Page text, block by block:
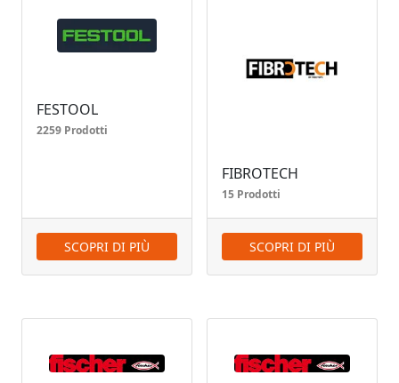
FESTOOL
2259 Prodotti
SCOPRI DI PIÙ
FIBROTECH
15 Prodotti
SCOPRI DI PIÙ